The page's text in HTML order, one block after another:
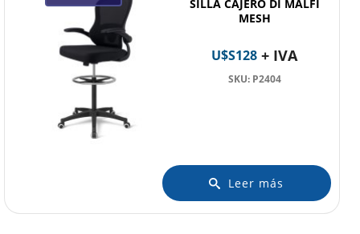
SILLA CAJERO DI MALFI
MESH
U$S128 + IVA
SKU: P2404
Leer más